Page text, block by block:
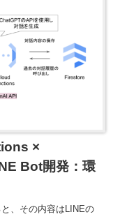
×
Bot開発：環
、その内容はLINEの